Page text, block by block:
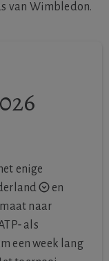
van Wimbledon.
enige
en
naar
als
een week lang